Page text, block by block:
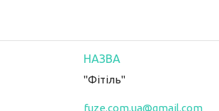
"Фітіль"
fuze.com.ua@gmail.com